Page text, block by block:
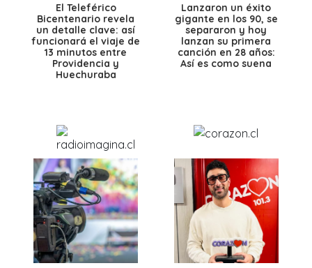
El Teleférico
Bicentenario revela
un detalle clave: así
funcionará el viaje de
13 minutos entre
Providencia y
Huechuraba
Lanzaron un éxito
gigante en los 90, se
separaron y hoy
lanzan su primera
canción en 28 años:
Así es como suena